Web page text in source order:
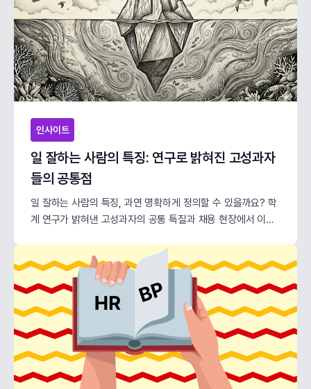
인사이트
일 잘하는 사람의 특징: 연구로 밝혀진 고성과자
들의 공통점
일 잘하는 사람의 특징, 과연 명확하게 정의할 수 있을까요? 학
계 연구가 밝혀낸 고성과자의 공통 특질과 채용 현장에서 이를